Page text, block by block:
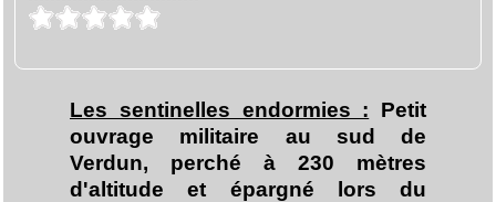
Les sentinelles endormies : Petit
ouvrage militaire au sud de
Verdun, perché à 230 mètres
d'altitude et épargné lors du